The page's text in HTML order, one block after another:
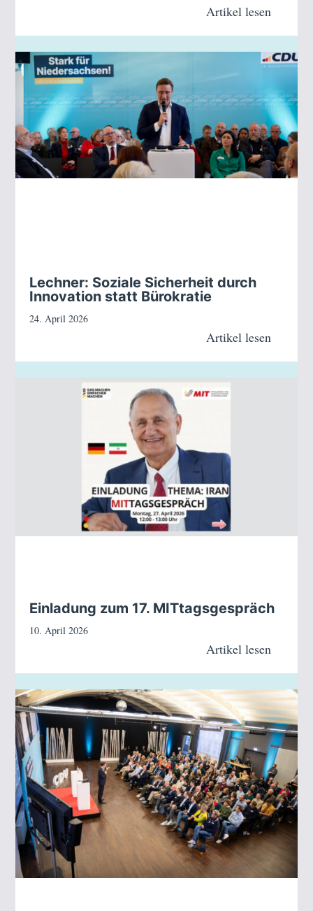
Artikel lesen
Lechner: Soziale Sicherheit durch
Innovation statt Bürokratie
24. April 2026
Artikel lesen
Einladung zum 17. MITtagsgespräch
10. April 2026
Artikel lesen